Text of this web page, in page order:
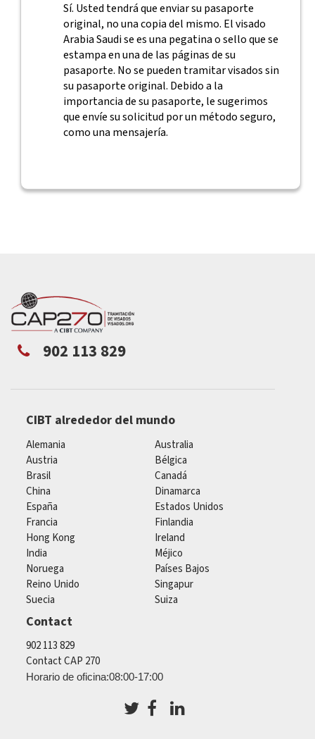
Sí. Usted tendrá que enviar su pasaporte
original, no una copia del mismo. El visado
Arabia Saudi se es una pegatina o sello que se
estampa en una de las páginas de su
pasaporte. No se pueden tramitar visados sin
su pasaporte original. Debido a la
importancia de su pasaporte, le sugerimos
que envíe su solicitud por un método seguro,
como una mensajería.
902 113 829
CIBT alrededor del mundo
Alemania
Australia
Austria
Bélgica
Brasil
Canadá
China
Dinamarca
España
Estados Unidos
Francia
Finlandia
Hong Kong
Ireland
India
Méjico
Noruega
Países Bajos
Reino Unido
Singapur
Suecia
Suiza
Contact
902 113 829
Contact CAP 270
Horario de oficina:08:00-17:00